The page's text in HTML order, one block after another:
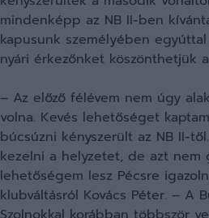
mindenképp az NB II-ben
kapusunk személyében
nyári érkezőnket köszönthetjük
– Az előző félévem nem úgy
volna. Kevés lehetőséget
búcsúzni kényszerült az NB II-
kezelni a helyzetet, de azt nem
lehetőségem lesz Pécsre
klubváltásról Kovács Péter. – A